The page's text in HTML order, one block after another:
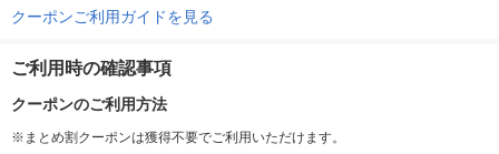
クーポンご利用ガイドを見る
ご利用時の確認事項
クーポンのご利用方法
※まとめ割クーポンは獲得不要でご利用いただけます。